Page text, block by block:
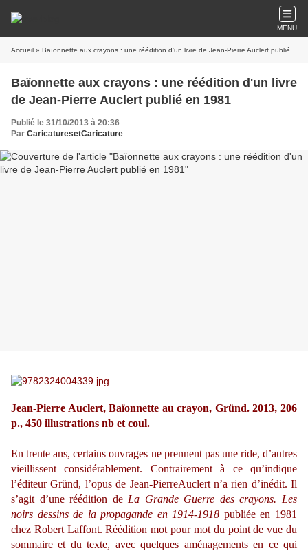
MENU
Accueil » Baïonnette aux crayons : une réédition d'un livre de Jean-Pierre Auclert publié en 1981
Baïonnette aux crayons : une réédition d'un livre
de Jean-Pierre Auclert publié en 1981
Publié le 31/10/2013 à 20:36
Par CaricaturesetCaricature
Jean-Pierre Auclert, Baïonnette au crayon, Gründ. 2013, 206
p., 450 illustrations nb et coul.
En trente ans, certains ouvrages ne prennent pas une ride, d’autres
vieillissent considérablement. Contrairement à ce qu’indique
l’éditeur Gründ, l’opus de Jean-PierreAuclert n’a rien d’inédit. Il
s’agit d’une réédition de La Grande Guerre des crayons. Les
noirs dessins de la propagande en 1914-1918 publiée en 1981
chez Robert Laffont. Réédition mot pour mot du point de vue du
sommaire et du texte, avec quelques aménagements en ce qui